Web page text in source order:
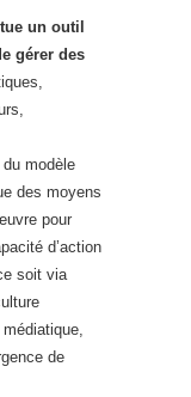
un outil
gérer des
modèle
des moyens
pour
d’action
soit via
médiatique,
de